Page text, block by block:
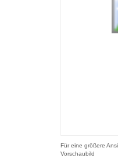
Für eine größere
Vorschaubild